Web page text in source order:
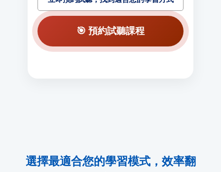
🎯 預約試聽課程
選擇最適合您的學習模式，效率翻